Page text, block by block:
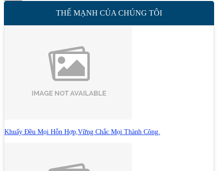
THẾ MẠNH CỦA CHÚNG TÔI
Khuấy Đều Mọi Hỗn Hợp,Vững Chắc Mọi Thành Công.